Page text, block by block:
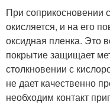
При соприкосновении
окисляется, и на его
оксидная пленка. Это
покрытие защищает
столкновении с
не дает качественно
необходим контакт